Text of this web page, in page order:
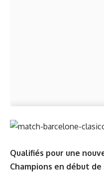
Qualifiés pour une
Champions en début